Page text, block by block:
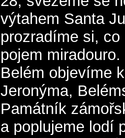
výtahem Santa
prozradíme si, co
pojem
Belém objevíme
Jeronýma,
Památník
a poplujeme lodí